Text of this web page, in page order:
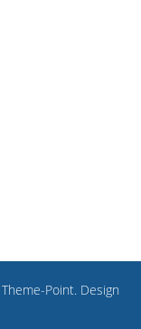
Theme-Point. Design